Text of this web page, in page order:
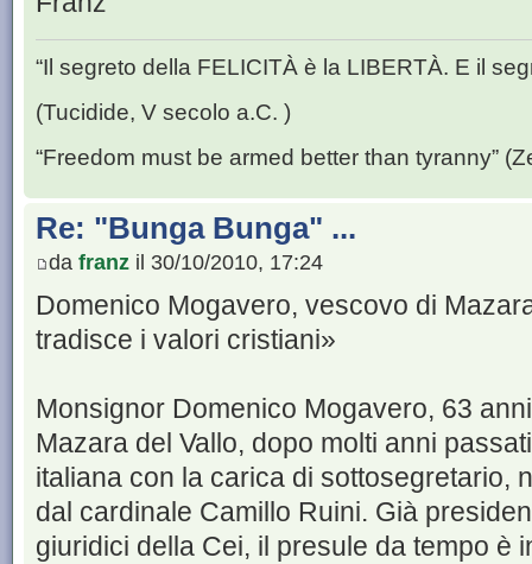
“Il segreto della FELICITÀ è la LIBERTÀ. E il
(Tucidide, V secolo a.C. )
“Freedom must be armed better than tyranny”
Re: "Bunga Bunga" ...
da franz il 30/10/2010, 17:24
Domenico Mogavero, vescovo di
tradisce i valori cristiani»
Monsignor Domenico Mogavero, 63
Mazara del Vallo, dopo molti anni
italiana con la carica di sottosegretario,
dal cardinale Camillo Ruini. Già
giuridici della Cei, il presule da tempo è